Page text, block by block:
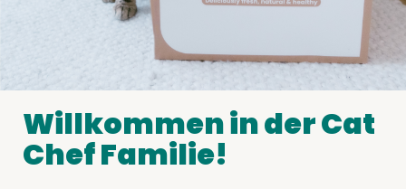
Willkommen in der Cat
Chef Familie!